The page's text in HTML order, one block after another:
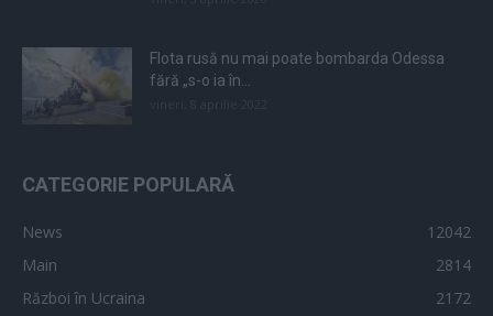
Flota rusă nu mai poate bombarda Odessa
fără „s-o ia în...
CATEGORIE POPULARĂ
News
12042
Main
2814
Război în Ucraina
2172